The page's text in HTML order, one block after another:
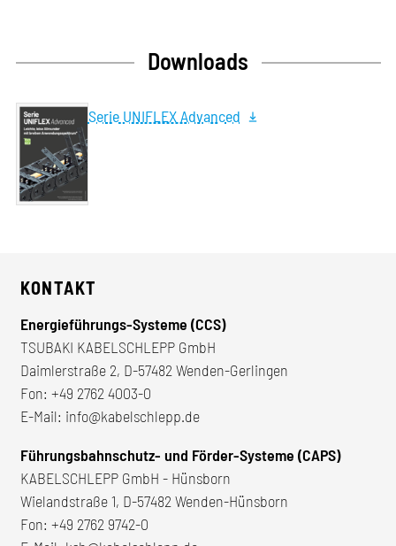
Downloads
Serie UNIFLEX Advanced
KONTAKT
Energieführungs-Systeme (CCS)
TSUBAKI KABELSCHLEPP GmbH
Daimlerstraße 2, D-57482 Wenden-Gerlingen
Fon: +49 2762 4003-0
E-Mail: info@kabelschlepp.de
Führungsbahnschutz- und Förder-Systeme (CAPS)
KABELSCHLEPP GmbH - Hünsborn
Wielandstraße 1, D-57482 Wenden-Hünsborn
Fon: +49 2762 9742-0